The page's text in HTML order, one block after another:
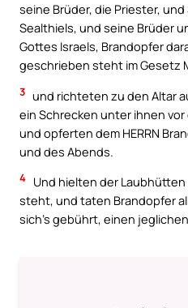
seine Brüder, die Priester,
Sealthiels, und seine Brüder
Gottes Israels, Brandopfer
geschrieben steht im Gesetz
3 und richteten zu den Altar
ein Schrecken unter ihnen
und opferten dem HERRN
und des Abends.
4 Und hielten der
steht, und taten Brandopfer
sich’s gebührt, einen